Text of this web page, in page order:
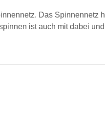
Das Spinnennetz
ist auch mit dabei